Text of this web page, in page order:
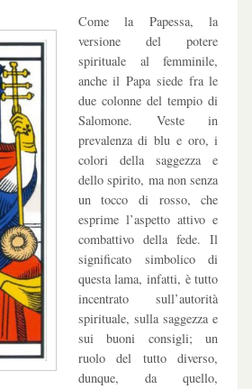
Come la Papessa, la
versione del potere
spirituale al femminile,
anche il Papa siede fra le
due colonne del tempio di
Salomone. Veste in
prevalenza di blu e oro, i
colori della saggezza e
dello spirito, ma non senza
un tocco di rosso, che
esprime l’aspetto attivo e
combattivo della fede. Il
significato simbolico di
questa lama, infatti, è tutto
incentrato sull’autorità
spirituale, sulla saggezza e
sui buoni consigli; un
ruolo del tutto diverso,
dunque, da quello,